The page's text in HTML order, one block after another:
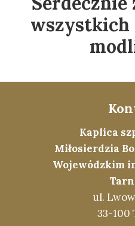
wszystkich
Kaplica
Miłosierdzia
Wojewódzkim
ul.
33-100